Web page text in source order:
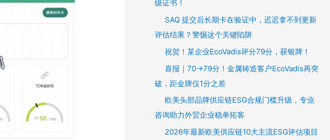
级证书！
SAQ 提交后长期卡在验证中，迟迟拿不到更新
评估结果？警惕这个关键陷阱
祝贺！某企业EcoVadis评分79分，获银牌！
喜报｜70→79分！金属铸造客户EcoVadis再突
破，距金牌仅1分之差
欧美头部品牌供应链ESG合规门槛升级，专业
咨询助力外贸企业稳单拓客
2026年最新欧美供应链10大主流ESG评估项目